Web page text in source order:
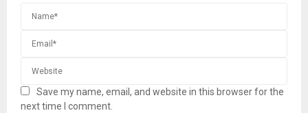
Save my name, email, and website in this browser for the
next time I comment.